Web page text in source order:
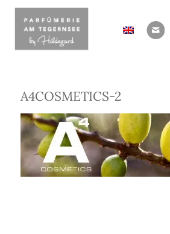
A4COSMETICS-2